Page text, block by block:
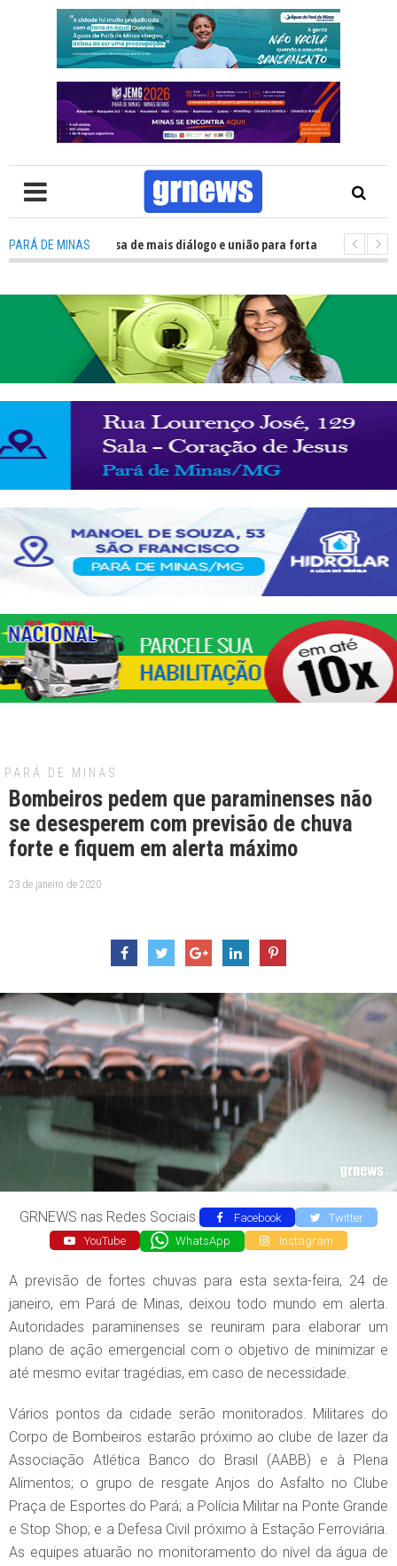
PARÁ DE MINAS
Política precisa de mais diálogo e união para fortalecer Minas e Pará
PARÁ DE MINAS
Bombeiros pedem que paraminenses não
se desesperem com previsão de chuva
forte e fiquem em alerta máximo
23 de janeiro de 2020
GRNEWS nas Redes Sociais Facebook
Twitter
YouTube
WhatsApp Instagram
A previsão de fortes chuvas para esta sexta-feira, 24 de
janeiro, em Pará de Minas, deixou todo mundo em alerta.
Autoridades paraminenses se reuniram para elaborar um
plano de ação emergencial com o objetivo de minimizar e
até mesmo evitar tragédias, em caso de necessidade.
Vários pontos da cidade serão monitorados. Militares do
Corpo de Bombeiros estarão próximo ao clube de lazer da
Associação Atlética Banco do Brasil (AABB) e à Plena
Alimentos; o grupo de resgate Anjos do Asfalto no Clube
Praça de Esportes do Pará; a Polícia Militar na Ponte Grande
e Stop Shop; e a Defesa Civil próximo à Estação Ferroviária.
As equipes atuarão no monitoramento do nível da água de